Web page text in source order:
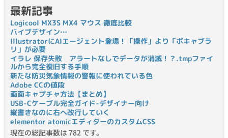
最新記事
Logicool MX3S MX4 マウス 徹底比較
バイブデザイン…
IllustratorにAIエージェント登場！「操作」より「ボキャブラ
リ」が必要
イラレ 保存失敗 アラートなしでデータが消滅！？.tmpファイ
ルから完全復旧する手順
新たな防災気象情報の警報に使われている色
Adobe CCの値段
画面キャプチャ方法【まとめ】
USB-Cケーブル完全ガイド-デザイナー向け
縦書きなのに右へ改行していく
elementor atomicエディターのカスタムCSS
現在の総記事数は 782 です。